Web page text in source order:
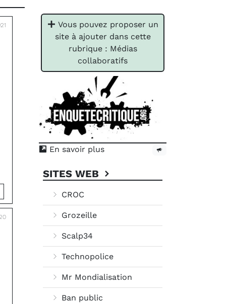
Vous pouvez proposer un
site à ajouter dans cette
rubrique : Médias
collaboratifs
En savoir plus
SITES WEB
CROC
Grozeille
Scalp34
Technopolice
Mr Mondialisation
Ban public